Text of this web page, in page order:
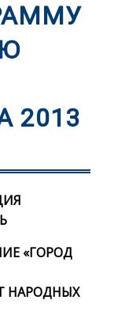
2013
«ГОРОД
НАРОДНЫХ